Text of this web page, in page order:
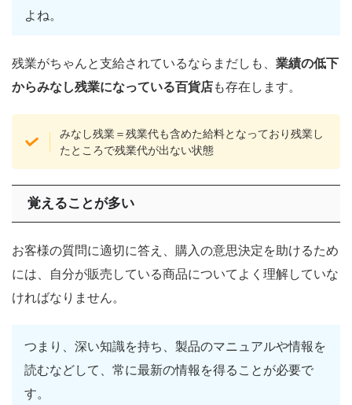
よね。
残業がちゃんと支給されているならまだしも、 業績の低下
からみなし残業になっている百貨店も存在します。
みなし残業＝残業代も含めた給料となっており残業し
たところで残業代が出ない状態
覚えることが多い
お客様の質問に適切に答え、購入の意思決定を助けるため
には、自分が販売している商品についてよく理解していな
ければなりません。
つまり、深い知識を持ち、製品のマニュアルや情報を
読むなどして、常に最新の情報を得ることが必要で
す。